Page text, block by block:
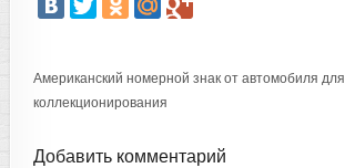
Американский номерной знак от автомобиля для
коллекционирования
Добавить комментарий